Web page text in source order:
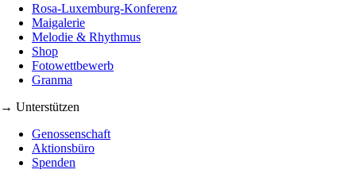
Rosa-Luxemburg-Konferenz
Maigalerie
Melodie & Rhythmus
Shop
Fotowettbewerb
Granma
→ Unterstützen
Genossenschaft
Aktionsbüro
Spenden